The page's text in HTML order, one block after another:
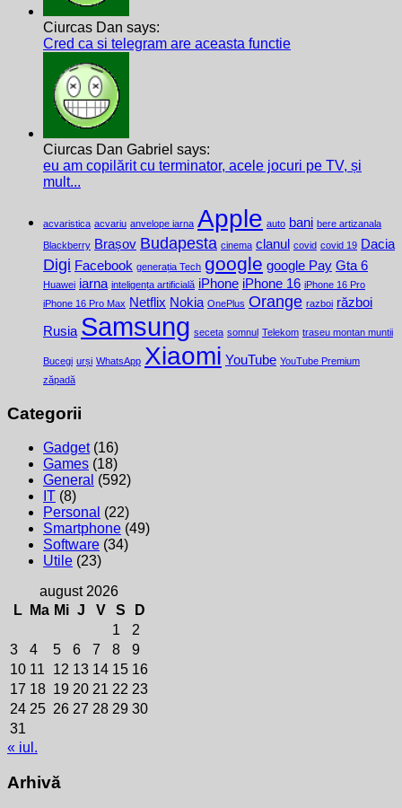
Ciurcas Dan says:
Cred ca si telegram are aceasta functie
Ciurcas Dan Gabriel says:
eu am copilărit cu terminator, acele jocuri pe TV, și
mult...
acvaristica acvariu anvelope iarna Apple auto bani bere artizanala
Blackberry Brașov Budapesta cinema clanul covid covid 19 Dacia
Digi Facebook generația Tech google google Pay Gta 6
Huawei iarna inteligența artificială iPhone iPhone 16 iPhone 16 Pro
iPhone 16 Pro Max Netflix Nokia OnePlus Orange razboi război
Rusia Samsung seceta somnul Telekom traseu montan muntii
Bucegi urși WhatsApp Xiaomi YouTube YouTube Premium
zăpadă
Categorii
Gadget(16)
Games (18)
General (592)
IT (8)
Personal (22)
Smartphone (49)
Software (34)
Utile (23)
august 2026
L
Ma Mi J V S
D
1
2
3
4 5 6 7 8
9
10 11 12 13 14 15 16
17 18 19 20 21 22 23
24 25 26 27 28 29 30
31
« iul.
Arhivă